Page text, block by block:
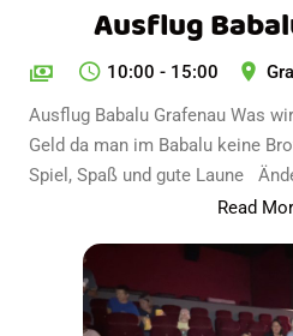
Ausflug
10:00 - 15:00
Ausflug Babalu Grafenau Was
Geld da man im Babalu keine
Spiel, Spaß und gute Laune
Read